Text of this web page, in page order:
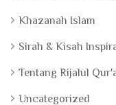
Khazanah Islam
Sirah & Kisah
Tentang Rijalul
Uncategorized